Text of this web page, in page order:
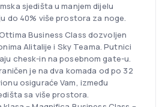
sjedišta u manjem dijelu
do 40% više prostora za noge.
Business Class dozvoljen
Alitalije i Sky Teama. Putnici
chesk-in na posebnom gate-u.
je na dva komada od po 32
osiguraće Vam, između
sa više prostora.